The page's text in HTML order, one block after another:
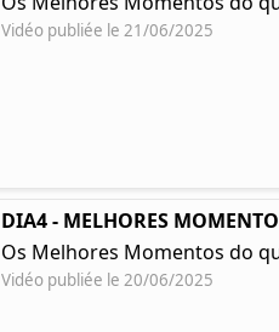
Vidéo publiée le 21/06/2025
DIA4 - MELHORES
Os Melhores Momentos do
Vidéo publiée le 20/06/2025